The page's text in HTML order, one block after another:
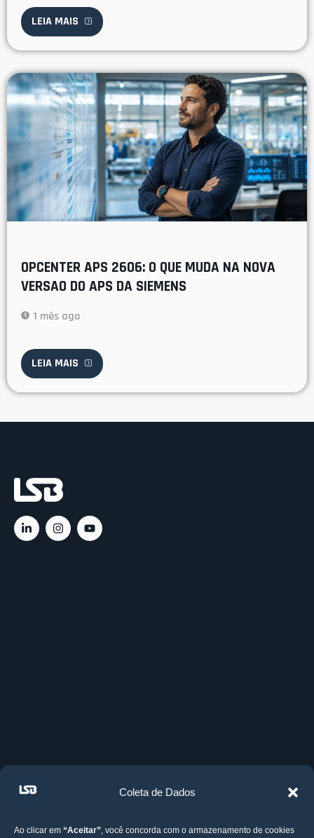
Coleta de Dados
Ao clicar em “Aceitar” , você concorda com o armazenamento de cookies
LEIA MAIS
OPCENTER APS 2606: O QUE MUDA NA NOVA
VERSAO DO APS DA SIEMENS
1 mês ago
LEIA MAIS